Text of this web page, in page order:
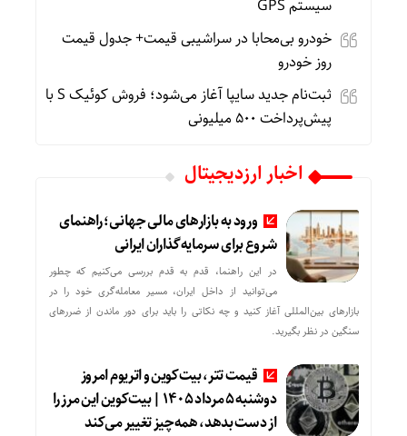
سیستم‌ GPS
خودرو بی‌محابا در سراشیبی قیمت+ جدول قیمت
روز خودرو
ثبت‌نام جدید سایپا آغاز می‌شود؛ فروش کوئیک S با
پیش‌پرداخت ۵۰۰ میلیونی
اخبار ارزدیجیتال
ورود به بازارهای مالی جهانی؛ راهنمای
شروع برای سرمایه‌گذاران ایرانی
در این راهنما، قدم به قدم بررسی می‌کنیم که چطور
می‌توانید از داخل ایران، مسیر معامله‌گری خود را در
بازارهای بین‌المللی آغاز کنید و چه نکاتی را باید برای دور ماندن از ضررهای
سنگین در نظر بگیرید.
قیمت تتر، بیت‌کوین و اتریوم امروز
دوشنبه ۵ مرداد ۱۴۰۵ | بیت‌کوین این مرز را
از دست بدهد، همه‌چیز تغییر می‌کند